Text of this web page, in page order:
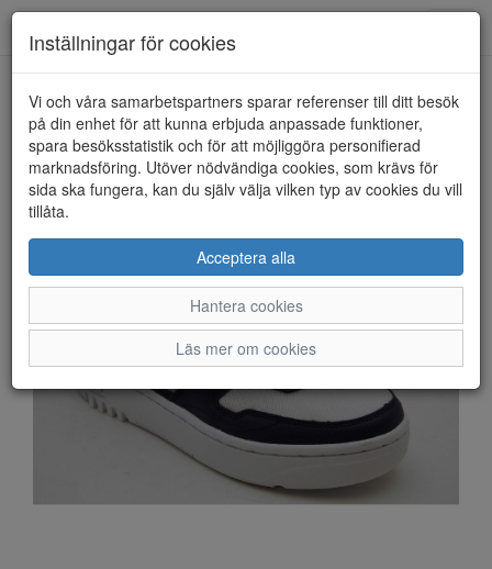
HEM FILA
Inställningar för cookies
Vi och våra samarbetspartners sparar referenser till ditt besök
på din enhet för att kunna erbjuda anpassade funktioner,
spara besöksstatistik och för att möjliggöra personifierad
marknadsföring. Utöver nödvändiga cookies, som krävs för
sida ska fungera, kan du själv välja vilken typ av cookies du vill
tillåta.
Acceptera alla
Hantera cookies
Läs mer om cookies